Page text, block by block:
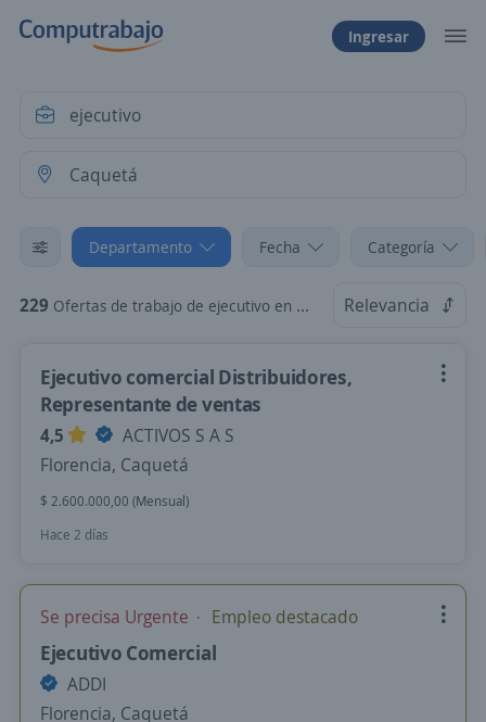
Ingresar
Departamento Fecha Categoría
229 Ofertas de trabajo de ejecutivo en Caquetá Relevancia
Ejecutivo comercial Distribuidores,
Representante de ventas
4,5
ACTIVOS S A S
Florencia, Caquetá
$ 2.600.000,00 (Mensual)
Hace 2 días
Se precisa Urgente Empleo destacado
Ejecutivo Comercial
ADDI
Florencia, Caquetá